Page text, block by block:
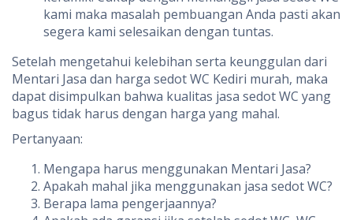
kami maka masalah pembuangan Anda pasti akan
segera kami selesaikan dengan tuntas.
Setelah mengetahui kelebihan serta keunggulan dari
Mentari Jasa dan harga sedot WC Kediri murah, maka
dapat disimpulkan bahwa kualitas jasa sedot WC yang
bagus tidak harus dengan harga yang mahal.
Pertanyaan:
Mengapa harus menggunakan Mentari Jasa?
Apakah mahal jika menggunakan jasa sedot WC?
Berapa lama pengerjaannya?